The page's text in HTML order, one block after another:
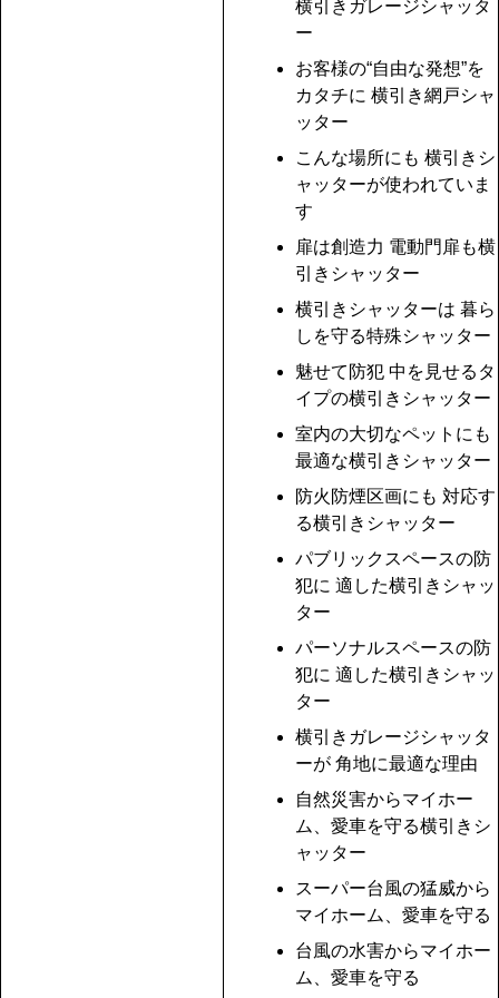
横引きガレージシャッタ
ー
お客様の“自由な発想”を
カタチに 横引き網戸シャ
ッター
こんな場所にも 横引きシ
ャッターが使われていま
す
扉は創造力 電動門扉も横
引きシャッター
横引きシャッターは 暮ら
しを守る特殊シャッター
魅せて防犯 中を見せるタ
イプの横引きシャッター
室内の大切なペットにも
最適な横引きシャッター
防火防煙区画にも 対応す
る横引きシャッター
パブリックスペースの防
犯に 適した横引きシャッ
ター
パーソナルスペースの防
犯に 適した横引きシャッ
ター
横引きガレージシャッタ
ーが 角地に最適な理由
自然災害からマイホー
ム、愛車を守る横引きシ
ャッター
スーパー台風の猛威から
マイホーム、愛車を守る
台風の水害からマイホー
ム、愛車を守る